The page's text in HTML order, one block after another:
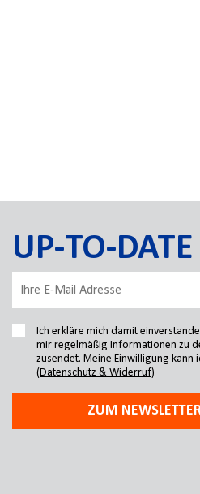
UP-TO-
Ich erkläre mich damit
mir regelmäßig Informationen zu
zusendet. Meine Einwilligung kann
(Datenschutz & Widerruf)
ZUM